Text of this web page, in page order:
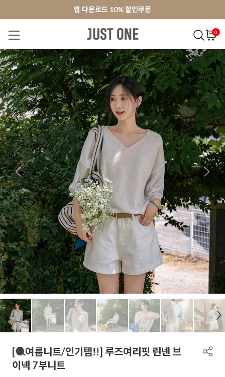
앱 다운로드 10% 할인쿠폰
회원가입 쿠폰 3000원
앱 다운로드 10% 할인쿠폰
회원가입 쿠폰 3000원
0
NEW 7% BEST 오늘출발 MADE . J 상의 팬츠 아
[🧶여름니트/인기템!!] 루즈여리핏 린넨 브
이넥 7부니트